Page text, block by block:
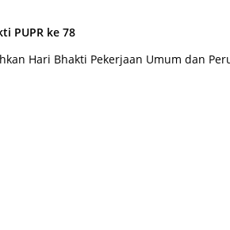
PUPR ke 78
Hari Bhakti Pekerjaan Umum dan